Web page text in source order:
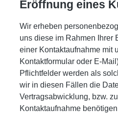
Eröffnung eines
Wir erheben
uns diese im Rahmen Ihrer
einer Kontaktaufnahme mit
Kontaktformular oder E-
Pflichtfelder werden als
wir in diesen Fällen die
Vertragsabwicklung, bzw.
Kontaktaufnahme